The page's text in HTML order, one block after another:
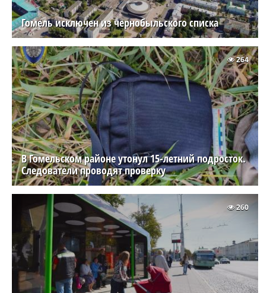
Гомель исключен из чернобыльского списка
В Гомельском районе утонул 15-летний подросток.
Следователи проводят проверку
264
260